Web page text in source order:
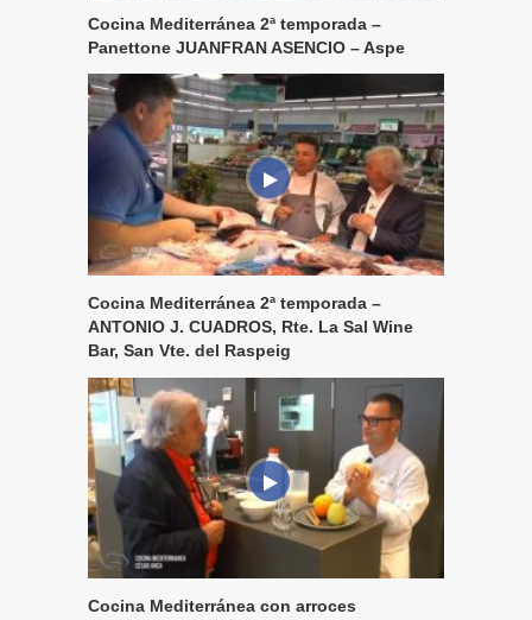
Cocina Mediterránea 2ª temporada –
Panettone JUANFRAN ASENCIO – Aspe
Cocina Mediterránea 2ª temporada –
ANTONIO J. CUADROS, Rte. La Sal Wine
Bar, San Vte. del Raspeig
Cocina Mediterránea con arroces